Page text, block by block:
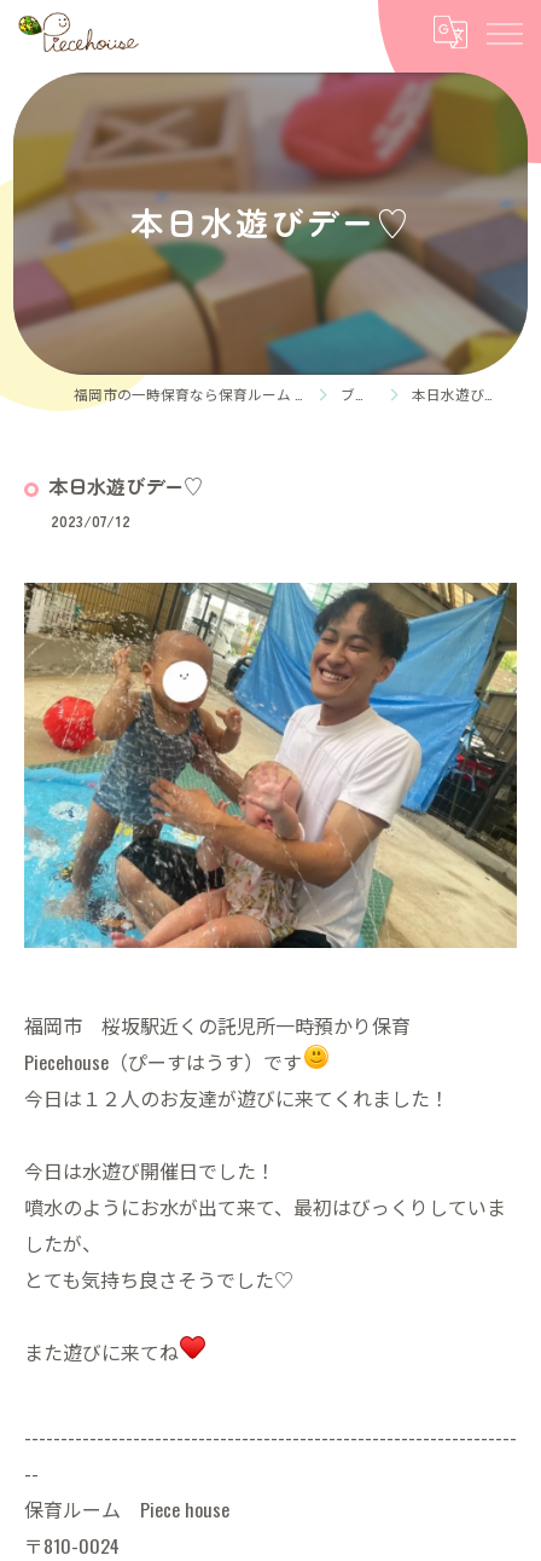
本日水遊びデー♡
ブログ 本日水遊びデー♡
本日水遊びデー♡
2023/07/12
福岡市 桜坂駅近くの託児所一時預かり保育
Piecehouse（ぴーすはうす）です
今日は１２人のお友達が遊びに来てくれました！
今日は水遊び開催日でした！
噴水のようにお水が出て来て、最初はびっくりしていま
したが、
とても気持ち良さそうでした♡
また遊びに来てね
--------------------------------------------------------------------
--
保育ルーム Piece house
〒810-0024